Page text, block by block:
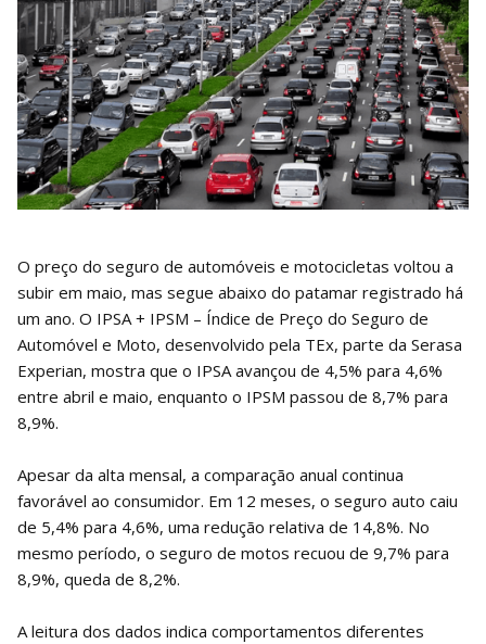
O preço do seguro de automóveis e motocicletas voltou a
subir em maio, mas segue abaixo do patamar registrado há
um ano. O IPSA + IPSM – Índice de Preço do Seguro de
Automóvel e Moto, desenvolvido pela TEx, parte da Serasa
Experian, mostra que o IPSA avançou de 4,5% para 4,6%
entre abril e maio, enquanto o IPSM passou de 8,7% para
8,9%.
Apesar da alta mensal, a comparação anual continua
favorável ao consumidor. Em 12 meses, o seguro auto caiu
de 5,4% para 4,6%, uma redução relativa de 14,8%. No
mesmo período, o seguro de motos recuou de 9,7% para
8,9%, queda de 8,2%.
A leitura dos dados indica comportamentos diferentes